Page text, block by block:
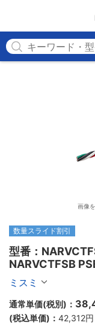
画像
数量スライド割引
型番：
NARVCTFSB
ミスミ
通常単価(税別)：
(税込単価)： 42,312円